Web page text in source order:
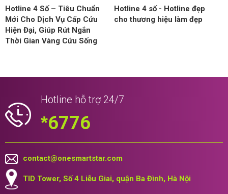
Hotline 4 Số – Tiêu Chuẩn
Mới Cho Dịch Vụ Cấp Cứu
Hiện Đại, Giúp Rút Ngắn
Thời Gian Vàng Cứu Sống
Hotline 4 số - Hotline đẹp
cho thương hiệu làm đẹp
Hotline hỗ trợ 24/7
*6776
contact@onesmartstar.com
TID Tower, Số 4 Liễu Giai, quận Ba Đình, Hà Nội